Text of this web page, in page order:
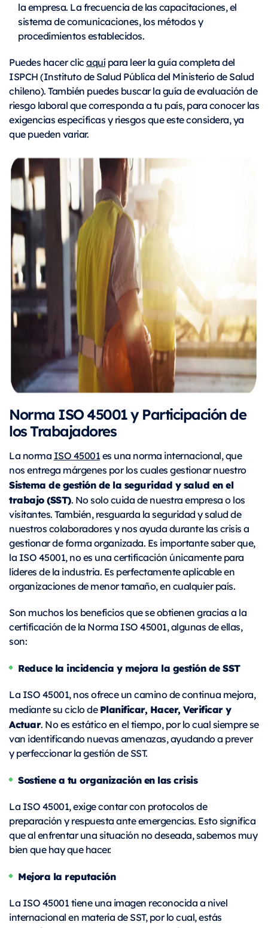
la empresa. La frecuencia de las capacitaciones, el
sistema de comunicaciones, los métodos y
procedimientos establecidos.
Puedes hacer clicaquípara leer la guía completa del
ISPCH (Instituto de Salud Pública del Ministerio de Salud
chileno). También puedes buscar la guía de evaluación de
riesgo laboral que corresponda a tu país, para conocer las
exigencias específicas y riesgos que este considera, ya
que pueden variar.
Norma ISO 45001 y Participación de
los Trabajadores
La norma ISO 45001es una norma internacional, que
nos entrega márgenes por los cuales gestionar nuestro
Sistema de gestión de la seguridad y salud en el
trabajo (SST). No solo cuida de nuestra empresa o los
visitantes. También, resguarda la seguridad y salud de
nuestros colaboradores y nos ayuda durante las crisis a
gestionar de forma organizada. Es importante saber que,
la ISO 45001, no es una certificación únicamente para
líderes de la industria. Es perfectamente aplicable en
organizaciones de menor tamaño, en cualquier país.
Son muchos los beneficios que se obtienen gracias a la
certificación de la Norma ISO 45001, algunas de ellas,
son:
Reduce la incidencia y mejora la gestión de SST
La ISO 45001, nos ofrece un camino de continua mejora,
mediante su ciclo dePlanificar, Hacer, Verificar y
Actuar. No es estático en el tiempo, por lo cual siempre se
van identificando nuevas amenazas, ayudando a prever
y perfeccionar la gestión de SST.
Sostiene a tu organización en las crisis
La ISO 45001, exige contar con protocolos de
preparación y respuesta ante emergencias. Esto significa
que al enfrentar una situación no deseada, sabemos muy
bien que hay que hacer.
Mejora la reputación
La ISO 45001 tiene una imagen reconocida a nivel
internacional en materia de SST, por lo cual, estás